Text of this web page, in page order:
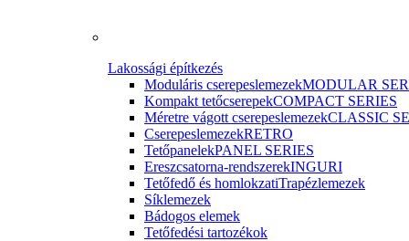
Lakossági építkezés
Moduláris cserepeslemezekMODULAR
Kompakt tetőcserepekCOMPACT SERIES
Méretre vágott cserepeslemezekCLASSIC
CserepeslemezekRETRO
TetőpanelekPANEL SERIES
Ereszcsatorna-rendszerekINGURI
Tetőfedő és homlokzatiTrapézlemezek
Síklemezek
Bádogos elemek
Tetőfedési tartozékok